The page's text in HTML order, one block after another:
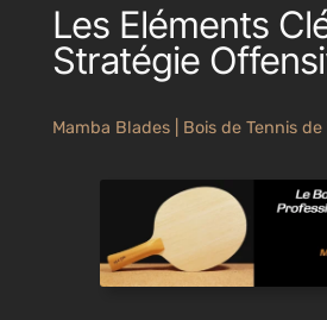
Les Eléments
Stratégie
Mamba Blades | Bois de Tennis de